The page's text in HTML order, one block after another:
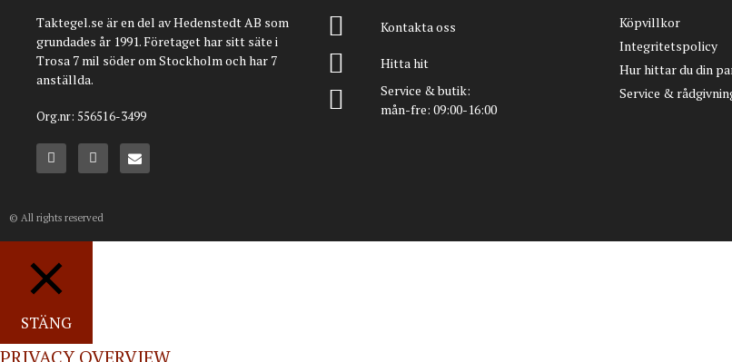
Taktegel.se är en del av Hedenstedt AB som
grundades år 1991. Företaget har sitt säte i
Trosa 7 mil söder om Stockholm och har 7
anställda.
Org.nr: 556516-3499
Kontakta oss
Hitta hit
Service & butik:
mån-fre: 09:00-16:00
Köpvillkor
Integritetspolicy
Hur hittar du din
Service &
© All rights reserved
STÄNG
PRIVACY OVERVIEW